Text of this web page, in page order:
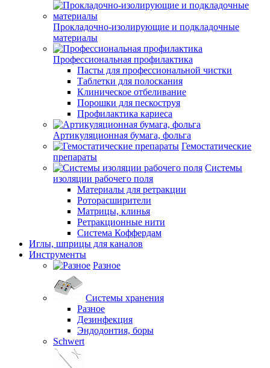
Прокладочно-изолирующие и подкладочные
материалы
Профессиональная профилактика
Пасты для профессиональной чистки
Таблетки для полоскания
Клиническое отбеливание
Порошки для пескоструя
Профилактика кариеса
Артикуляционная бумага, фольга
Гемостатические
препараты
Системы
изоляции рабочего поля
Материалы для ретракции
Роторасширители
Матрицы, клинья
Ретракционные нити
Система Коффердам
Иглы, шприцы для каналов
Инструменты
Разное
Системы хранения
Разное
Дезинфекция
Эндодонтия, боры
Schwert